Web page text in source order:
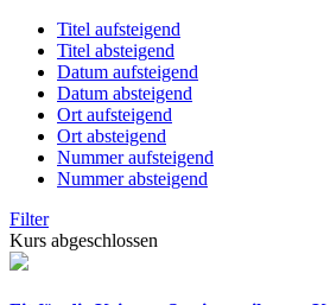
Titel aufsteigend
Titel absteigend
Datum aufsteigend
Datum absteigend
Ort aufsteigend
Ort absteigend
Nummer aufsteigend
Nummer absteigend
Filter
Kurs abgeschlossen